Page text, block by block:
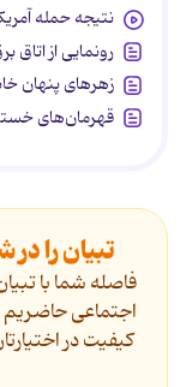
نتیجه حمله
رونمایی از اتاق
زهرهای پنهان
قهرمان‌های
تبیان را
فاصله شما با
اجتماعی حاضریم
کیفیت در